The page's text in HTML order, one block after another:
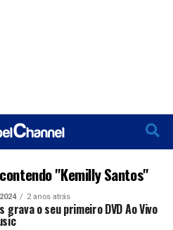
"Kemilly Santos"
2 anos atrás
grava o seu primeiro DVD Ao Vivo